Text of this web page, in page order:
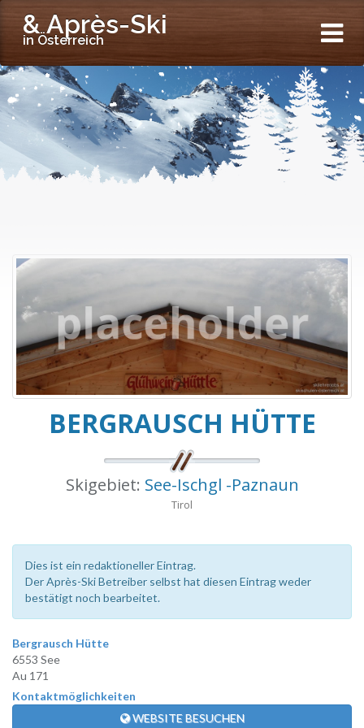
& Après-Ski
in Österreich
BERGRAUSCH HÜTTE
Skigebiet: See-Ischgl -Paznaun
Tirol
Dies ist ein redaktioneller Eintrag.
Der Après-Ski Betreiber selbst hat diesen Eintrag weder
bestätigt noch bearbeitet.
Bergrausch Hütte
6553 See
Au 171
Kontaktmöglichkeiten
WEBSITE BESUCHEN